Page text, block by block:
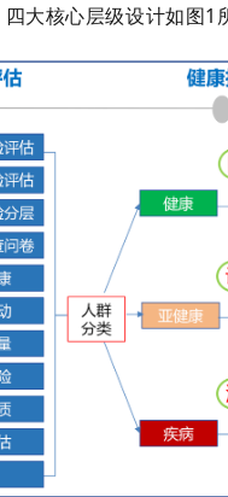
大核心层级设计如图1